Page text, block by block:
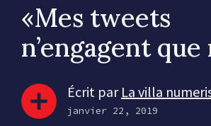
«Mes tweets
n’engagent que
Écrit par La villa
janvier 22, 2019